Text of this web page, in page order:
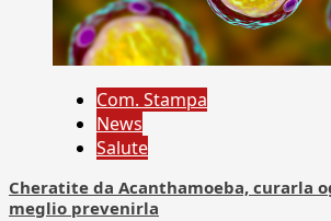
Com. Stampa
News
Salute
Cheratite da Acanthamoeba, curarla
meglio prevenirla